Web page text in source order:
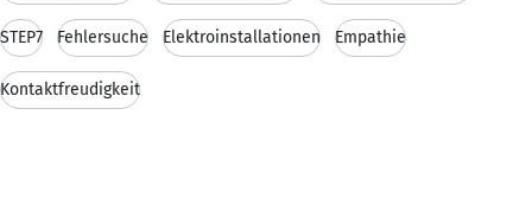
STEP7 Fehlersuche Elektroinstallationen Empathie
Kontaktfreudigkeit